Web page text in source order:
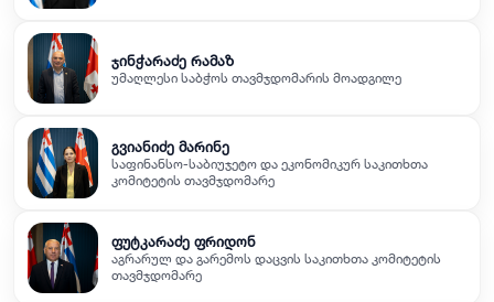
ჯინჭარაძე რამაზ
უმაღლესი საბჭოს თავმჯდომარის მოადგილე
გვიანიძე მარინე
საფინანსო-საბიუჯეტო და ეკონომიკურ საკითხთა
კომიტეტის თავმჯდომარე
ფუტკარაძე ფრიდონ
აგრარულ და გარემოს დაცვის საკითხთა კომიტეტის
თავმჯდომარე